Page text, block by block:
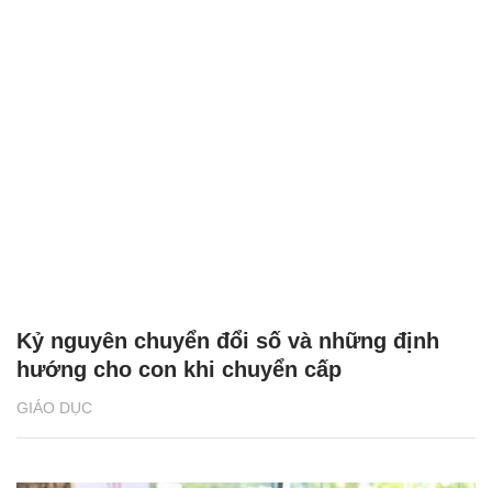
GIÁO DỤC
Kỷ nguyên chuyển đổi số và những định
hướng cho con khi chuyển cấp